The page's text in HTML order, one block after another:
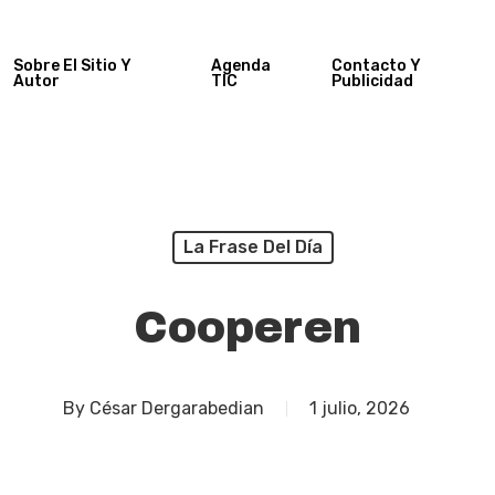
Sobre El Sitio Y
Autor
Agenda
TIC
Contacto Y
Publicidad
La Frase Del Día
Cooperen
By César Dergarabedian 1 julio, 2026